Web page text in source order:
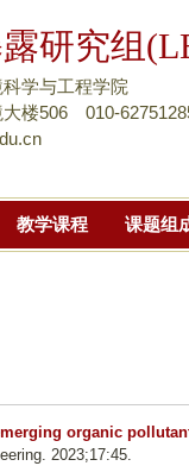
页
主
要
研究组
学与工程学院
大楼506 010-
教学课程 课题组
organic
2023;17:45.